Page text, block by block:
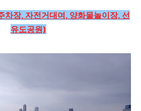
차장, 자전거대여, 양화물놀이장, 선
유도공원)